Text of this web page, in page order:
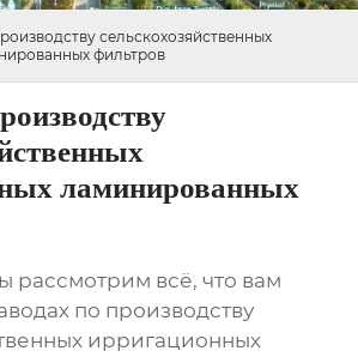
сельскохозяйственных
фильтров
ламинированных
рассмотрим всё, что вам
по производству
ирригационных